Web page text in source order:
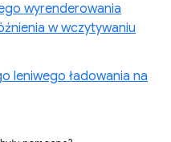
wyrenderowania
w wczytywaniu
leniwego ładowania na